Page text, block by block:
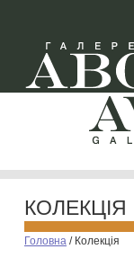
КОЛЕКЦІЯ
Головна / Колекція